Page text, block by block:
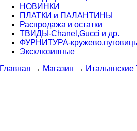
НОВИНКИ
ПЛАТКИ и ПАЛАНТИНЫ
Распродажа и остатки
ТВИДЫ-Сhanel,Gucci и др.
ФУРНИТУРА-
Эксклюзивные
Главная → Магазин → Итальянские